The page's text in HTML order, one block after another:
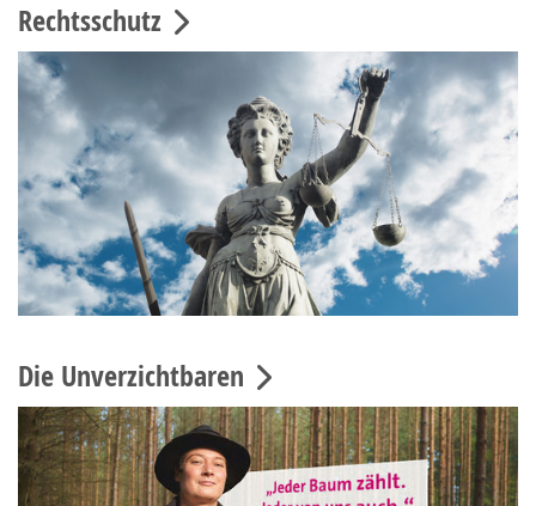
Rechtsschutz
Die Unverzichtbaren